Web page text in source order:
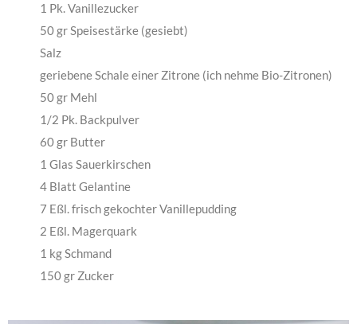
1 Pk. Vanillezucker
50 gr Speisestärke (gesiebt)
Salz
geriebene Schale einer Zitrone (ich nehme Bio-Zitronen)
50 gr Mehl
1/2 Pk. Backpulver
60 gr Butter
1 Glas Sauerkirschen
4 Blatt Gelantine
7 Eßl. frisch gekochter Vanillepudding
2 Eßl. Magerquark
1 kg Schmand
150 gr Zucker